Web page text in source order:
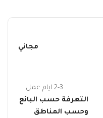
مجاني
2-3 ايام عمل
التعرفة حسب البائع
وحسب المناطق